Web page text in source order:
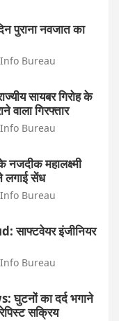
पुराना नवजात का
Bureau
सायबर गिरोह के
वाला गिरफ्तार
Bureau
महालक्ष्मी
लगाई सेंध
Bureau
इंजीनियर
Bureau
का दर्द भगाने
सक्रिय